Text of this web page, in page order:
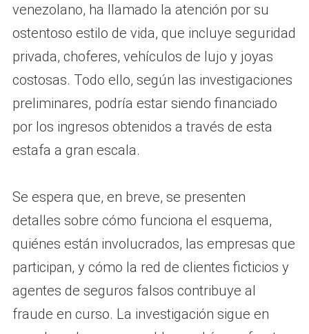
venezolano, ha llamado la atención por su
ostentoso estilo de vida, que incluye seguridad
privada, choferes, vehículos de lujo y joyas
costosas. Todo ello, según las investigaciones
preliminares, podría estar siendo financiado
por los ingresos obtenidos a través de esta
estafa a gran escala.
Se espera que, en breve, se presenten
detalles sobre cómo funciona el esquema,
quiénes están involucrados, las empresas que
participan, y cómo la red de clientes ficticios y
agentes de seguros falsos contribuye al
fraude en curso. La investigación sigue en